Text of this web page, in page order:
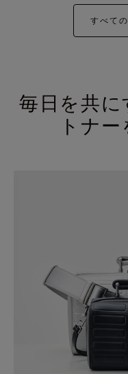
すべて
毎日を共
トナ